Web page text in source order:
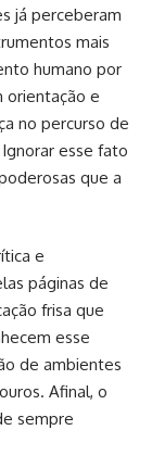
já perceberam
mais
humano por
orientação e
no percurso de
esse fato
que a
e
páginas de
frisa que
esse
de ambientes
Afinal, o
sempre